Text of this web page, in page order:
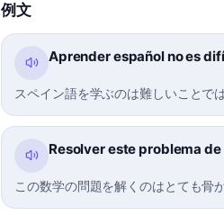
例文
Aprender español no es
スペイン語を学ぶのは難しいことで
Resolver este problema
この数学の問題を解くのはとても骨